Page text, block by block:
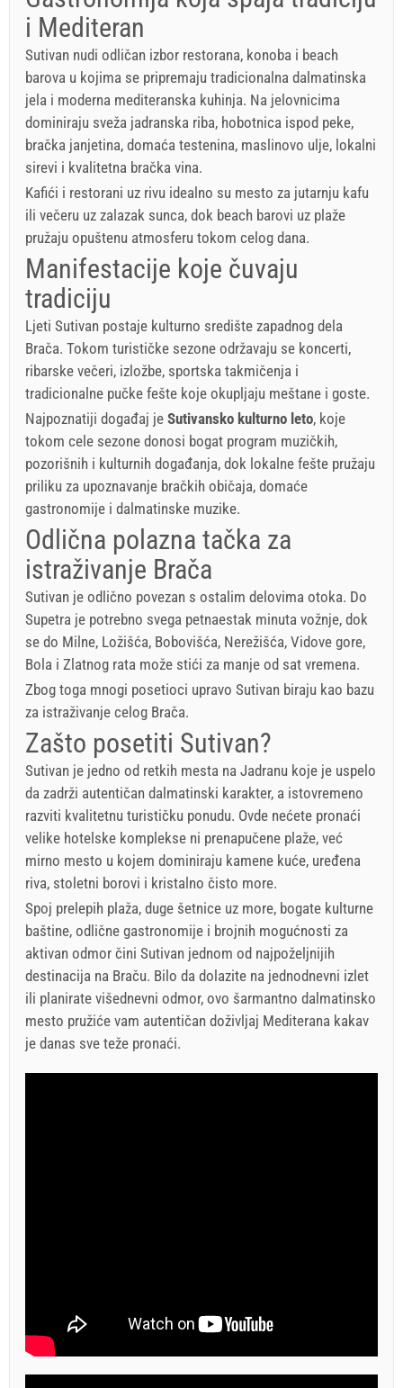
i Mediteran
Sutivan nudi odličan izbor restorana, konoba i beach
barova u kojima se pripremaju tradicionalna dalmatinska
jela i moderna mediteranska kuhinja. Na jelovnicima
dominiraju sveža jadranska riba, hobotnica ispod peke,
bračka janjetina, domaća testenina, maslinovo ulje, lokalni
sirevi i kvalitetna bračka vina.
Kafići i restorani uz rivu idealno su mesto za jutarnju kafu
ili večeru uz zalazak sunca, dok beach barovi uz plaže
pružaju opuštenu atmosferu tokom celog dana.
Manifestacije koje čuvaju
tradiciju
Ljeti Sutivan postaje kulturno središte zapadnog dela
Brača. Tokom turističke sezone održavaju se koncerti,
ribarske večeri, izložbe, sportska takmičenja i
tradicionalne pučke fešte koje okupljaju meštane i goste.
Najpoznatiji događaj je Sutivansko kulturno leto, koje
tokom cele sezone donosi bogat program muzičkih,
pozorišnih i kulturnih događanja, dok lokalne fešte pružaju
priliku za upoznavanje bračkih običaja, domaće
gastronomije i dalmatinske muzike.
Odlična polazna tačka za
istraživanje Brača
Sutivan je odlično povezan s ostalim delovima otoka. Do
Supetra je potrebno svega petnaestak minuta vožnje, dok
se do Milne, Ložišća, Bobovišća, Nerežišća, Vidove gore,
Bola i Zlatnog rata može stići za manje od sat vremena.
Zbog toga mnogi posetioci upravo Sutivan biraju kao bazu
za istraživanje celog Brača.
Zašto posetiti Sutivan?
Sutivan je jedno od retkih mesta na Jadranu koje je uspelo
da zadrži autentičan dalmatinski karakter, a istovremeno
razviti kvalitetnu turističku ponudu. Ovde nećete pronaći
velike hotelske komplekse ni prenapučene plaže, već
mirno mesto u kojem dominiraju kamene kuće, uređena
riva, stoletni borovi i kristalno čisto more.
Spoj prelepih plaža, duge šetnice uz more, bogate kulturne
baštine, odlične gastronomije i brojnih mogućnosti za
aktivan odmor čini Sutivan jednom od najpoželjnijih
destinacija na Braču. Bilo da dolazite na jednodnevni izlet
ili planirate višednevni odmor, ovo šarmantno dalmatinsko
mesto pružiće vam autentičan doživljaj Mediterana kakav
je danas sve teže pronaći.